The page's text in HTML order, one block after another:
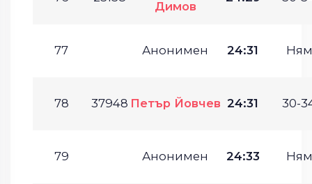
Димов
77 Анонимен 24:31
78 37948 Петър Йовчев 24:31 30-
79 Анонимен 24:33